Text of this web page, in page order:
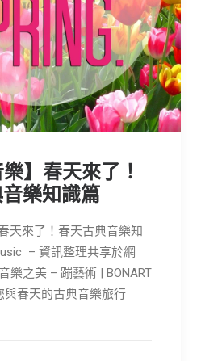
樂】春天來了！
樂知識篇
春天來了！春天古典音樂知
– 資訊整理共享於網
樂之美 – 蹦藝術 | BONART
與春天的古典音樂旅行